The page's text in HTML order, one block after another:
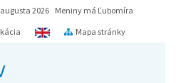
augusta 2026 Meniny má Ľubomíra
Mapa stránky